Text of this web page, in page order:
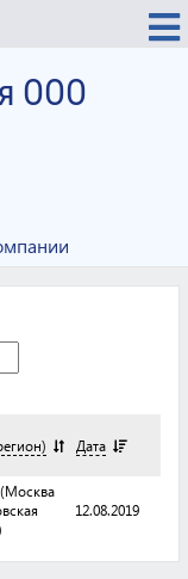
ООО
Дата
12.08.2019